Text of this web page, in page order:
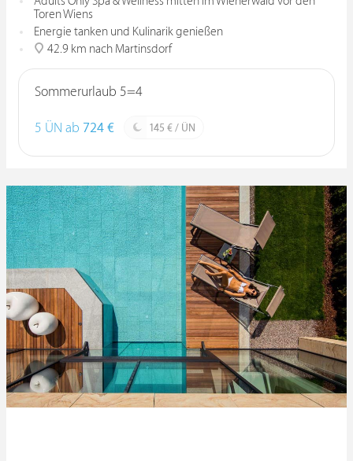
Toren Wiens
Energie tanken und Kulinarik genießen
42.9 km nach Martinsdorf
Sommerurlaub 5=4
5 ÜN ab 724 € 145 € / ÜN